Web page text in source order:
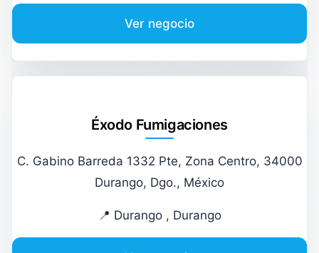
Ver negocio
Éxodo Fumigaciones
C. Gabino Barreda 1332 Pte, Zona Centro, 34000
Durango, Dgo., México
📍 Durango , Durango